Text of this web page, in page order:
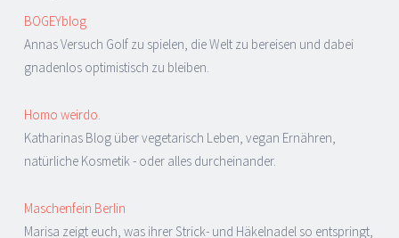
BOGEYblog
Annas Versuch Golf zu spielen, die Welt zu bereisen und dabei
gnadenlos optimistisch zu bleiben.
Homo weirdo.
Katharinas Blog über vegetarisch Leben, vegan Ernähren,
natürliche Kosmetik - oder alles durcheinander.
Maschenfein Berlin
Marisa zeigt euch, was ihrer Strick- und Häkelnadel so entspringt,